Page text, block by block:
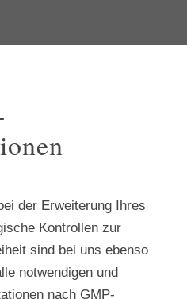
der Erweiterung Ihres
Kontrollen zur
sind bei uns ebenso
notwendigen und
nach GMP-